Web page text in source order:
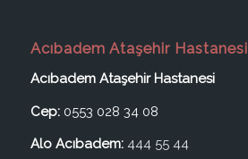
Acıbadem Ataşehir Hastanesi
Acıbadem Ataşehir Hastanesi
Cep: 0553 028 34 08
Alo Acıbadem:444 55 44